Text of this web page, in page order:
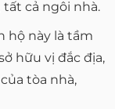
cả ngôi nhà.
hộ này là tầm
hữu vị đắc địa,
tòa nhà,